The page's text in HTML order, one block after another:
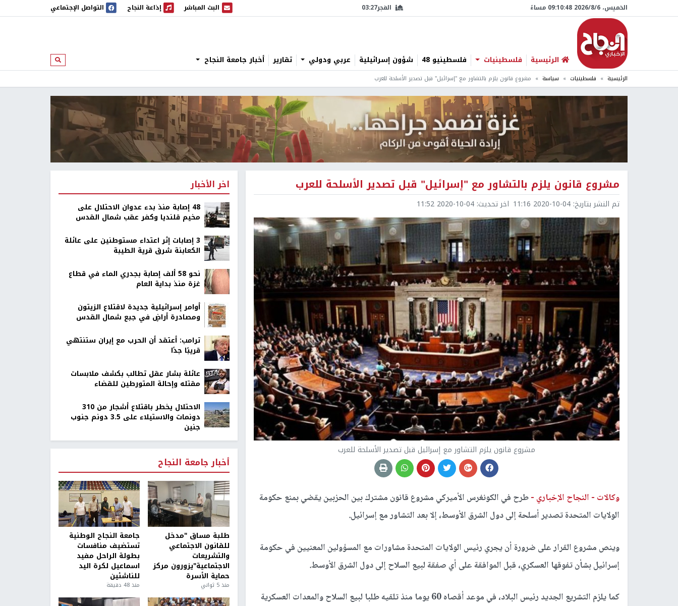
الخميس، 6/‏8/‏2026 09:10:49 مساءً الفجر03:27 البث المباشر
البث المباشر إذاعة النجاح
إذاعة النجاح التواصل الإجتماعي
الرئيسية فلسطينيات فلسطينيو 48 شؤون إسرائيلية عربي ودولي تقارير أخبار جامعة النجاح ابحث
الرئيسية فلسطينيات سياسة مشروع قانون يلزم بالتشاور مع "إسرائيل" قبل تصدير الأسلحة للعرب
مشروع قانون يلزم بالتشاور مع "إسرائيل" قبل تصدير الأسلحة للعرب
تم النشر بتاريخ: 2020-10-04 11:16 اخر تحديث: 2020-10-04 11:52
مشروع قانون يلزم التشاور مع إسرائيل قبل تصدير الأسلحة للعرب
وكالات - النجاح الإخباري -طرح في الكونغرس الأميركي مشروع قانون مشترك بين الحزبين يقضي بمنع حكومة
الولايات المتحدة تصدير أسلحة إلى دول الشرق الأوسط، إلا بعد التشاور مع إسرائيل.
وينص مشروع القرار على ضرورة أن يجري رئيس الولايات المتحدة مشاورات مع المسؤولين المعنيين في حكومة
إسرائيل بشأن تفوقها العسكري، قبل الموافقة على أي صفقة لبيع السلاح إلى دول الشرق الأوسط.
كما يلزم التشريع الجديد رئيس البلاد، في موعد أقصاه 60 يوما منذ تلقيه طلبا لبيع السلاح والمعدات العسكرية
اخر الأخبار
48 إصابة منذ بدء عدوان الاحتلال على
مخيم قلنديا وكفر عقب شمال القدس
‏3 إصابات إثر اعتداء مستوطنين على عائلة
الكعابنة شرق قرية الطيبة
نحو 58 ألف إصابة بجدري الماء في قطاع
غزة منذ بداية العام
أوامر إسرائيلية جديدة لاقتلاع الزيتون
ومصادرة أراضٍ في جبع شمال القدس
ترامب: أعتقد أن الحرب مع إيران ستنتهي
قريبًا جدًا
عائلة بشار عقل تطالب بكشف ملابسات
مقتله وإحالة المتورطين للقضاء
الاحتلال يخطر باقتلاع أشجار من 310
دونمات والاستيلاء على 3.5 دونم جنوب
جنين
أخبار جامعة النجاح
طلبة مساق "مدخل
للقانون الاجتماعي
والتشريعات
الاجتماعية"يزورون مركز
حماية الأسرة
منذ 5 ثواني
جامعة النجاح الوطنية
تستضيف منافسات
بطولة الراحل مفيد
اسماعيل لكرة اليد
للناشئين
منذ 48 دقيقة